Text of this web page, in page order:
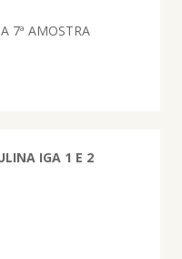
7ª AMOSTRA
IGA 1 E 2